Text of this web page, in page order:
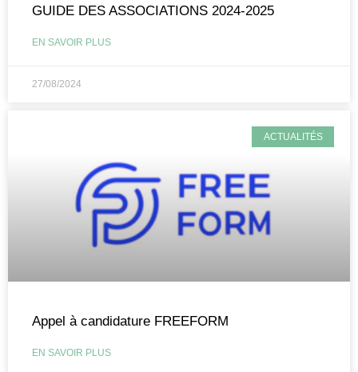
GUIDE DES ASSOCIATIONS 2024-2025
EN SAVOIR PLUS
27/08/2024
ACTUALITÉS
Appel à candidature FREEFORM
EN SAVOIR PLUS